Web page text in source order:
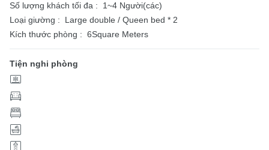
Số lượng khách tối đa :
1~4 Người(các)
Loại giường :
Large double / Queen bed * 2
Kích thước phòng : 6Square Meters
Tiện nghi phòng